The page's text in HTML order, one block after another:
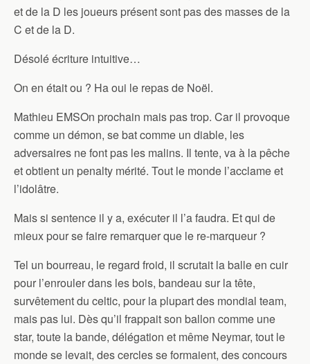
et de la D les joueurs présent sont pas des masses de la
C et de la D.
Désolé écriture intuitive…
On en était ou ? Ha oui le repas de Noël.
Mathieu EMSOn prochain mais pas trop. Car il provoque
comme un démon, se bat comme un diable, les
adversaires ne font pas les malins. Il tente, va à la pêche
et obtient un penalty mérité. Tout le monde l’acclame et
l’idolâtre.
Mais si sentence il y a, exécuter il l’a faudra. Et qui de
mieux pour se faire remarquer que le re-marqueur ?
Tel un bourreau, le regard froid, il scrutait la balle en cuir
pour l’enrouler dans les bois, bandeau sur la tête,
survêtement du celtic, pour la plupart des mondial team,
mais pas lui. Dès qu’il frappait son ballon comme une
star, toute la bande, délégation et même Neymar, tout le
monde se levait, des cercles se formaient, des concours